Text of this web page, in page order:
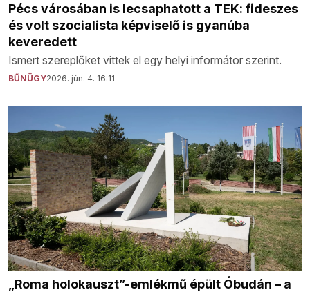
Pécs városában is lecsaphatott a TEK: fideszes
és volt szocialista képviselő is gyanúba
keveredett
Ismert szereplőket vittek el egy helyi informátor szerint.
BŰNÜGY2026. jún. 4. 16:11
„Roma holokauszt”-emlékmű épült Óbudán – a